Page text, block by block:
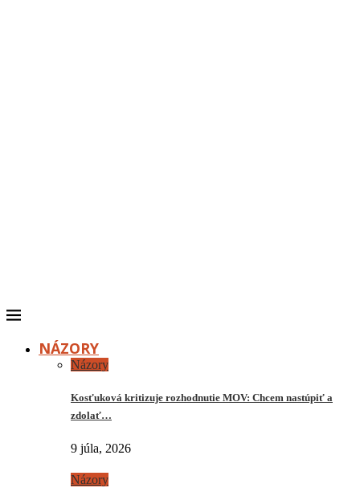
NÁZORY
Názory
Kosťuková kritizuje rozhodnutie MOV: Chcem nastúpiť a
zdolať…
9 júla, 2026
Názory